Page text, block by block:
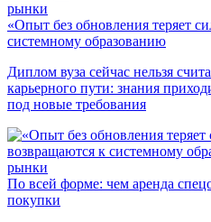
рынки
«Опыт без обновления теряет
системному образованию
Диплом вуза сейчас нельзя
карьерного пути: знания
под новые требования
рынки
По всей форме: чем аренда
покупки